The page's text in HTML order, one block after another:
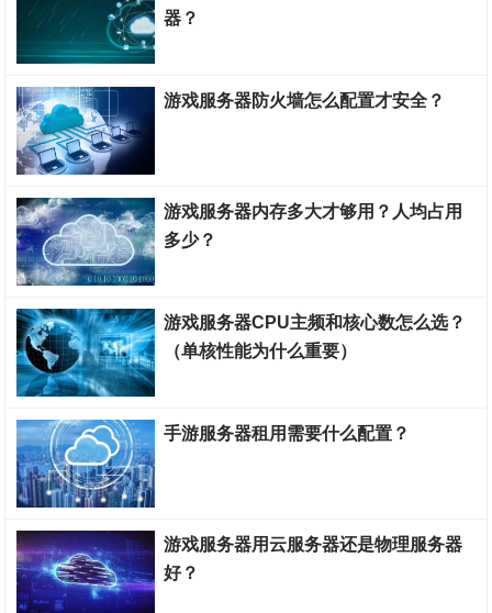
器？
游戏服务器防火墙怎么配置才安全？
游戏服务器内存多大才够用？人均占用
多少？
游戏服务器CPU主频和核心数怎么选？
（单核性能为什么重要）
手游服务器租用需要什么配置？
游戏服务器用云服务器还是物理服务器
好？